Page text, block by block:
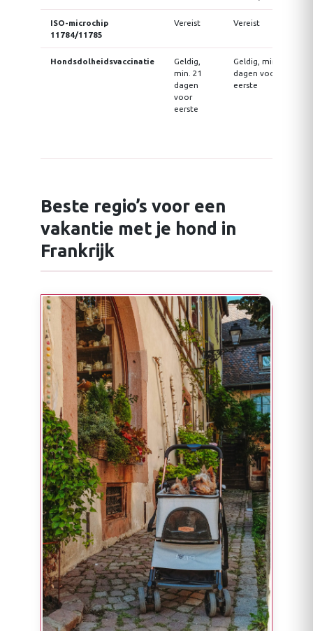
ISO-microchip
11784/11785
Vereist Vereist
Hondsdolheidsvaccinatie
Geldig,
min. 21
dagen
voor
eerste
Geldig, min. 21
dagen voor
eerste
Beste regio’s voor een
vakantie met je hond in
Frankrijk